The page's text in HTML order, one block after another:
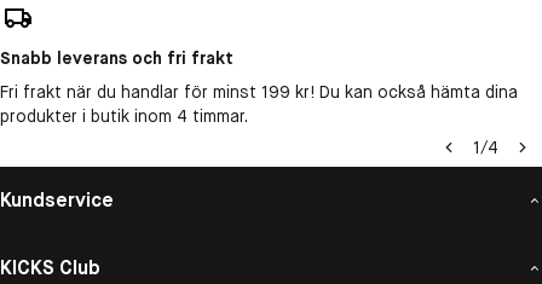
Snabb leverans och fri frakt
Fri frakt när du handlar för minst 199 kr! Du kan också hämta dina
produkter i butik inom 4 timmar.
1/4
Kundservice
KICKS Club